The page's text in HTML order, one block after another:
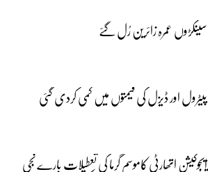
سینکڑوں عمرہ زائرین رُل گئے
پیٹرول اور ڈیزل کی قیمتوں میں کمی کردی گئی
ایجوکیشن اتھارٹی کاموسمِ گرما کی تعطیلات بارے نجی